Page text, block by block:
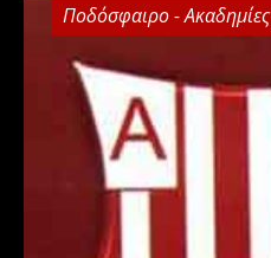
Ποδόσφαιρο - Ακαδημίες